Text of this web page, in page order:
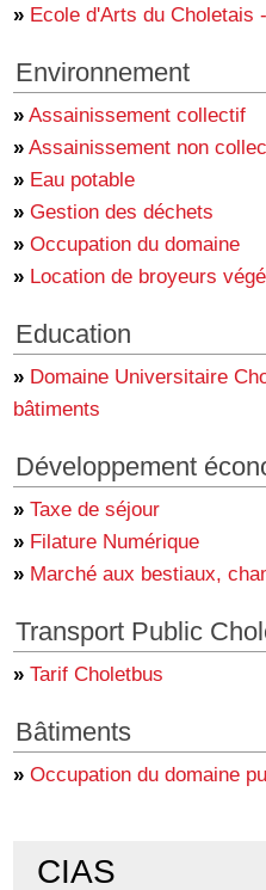
» Ecole d'Arts du Choletais
Environnement
» Assainissement collectif
» Assainissement non
» Eau potable
» Gestion des déchets
» Occupation du domaine
» Location de broyeurs
Education
» Domaine Universitaire
bâtiments
Développement
» Taxe de séjour
» Filature Numérique
» Marché aux bestiaux,
Transport Public
» Tarif Choletbus
Bâtiments
» Occupation du domaine
CIAS